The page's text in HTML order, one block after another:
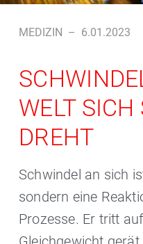
MEDIZIN – 6.01.2023
WELT SICH
DREHT
Schwindel an sich
sondern eine
Prozesse. Er tritt